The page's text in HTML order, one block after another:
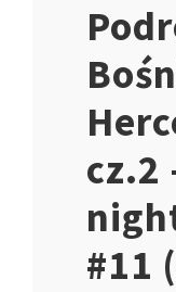
cz.2
#11